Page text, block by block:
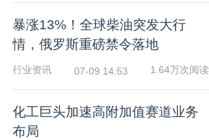
暴涨13%！全球柴油突发大行
情，俄罗斯重磅禁令落地
行业资讯 07-09 14:53 1.64万次阅读
化工巨头加速高附加值赛道业务
布局